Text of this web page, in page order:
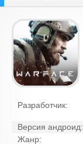
Разработчик:
Версия андроид:
Жанр: